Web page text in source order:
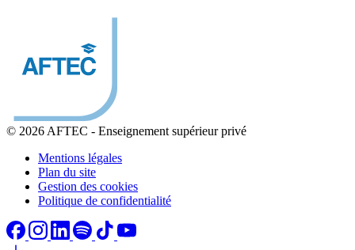
© 2026 AFTEC - Enseignement supérieur privé
Mentions légales
Plan du site
Gestion des cookies
Politique de confidentialité